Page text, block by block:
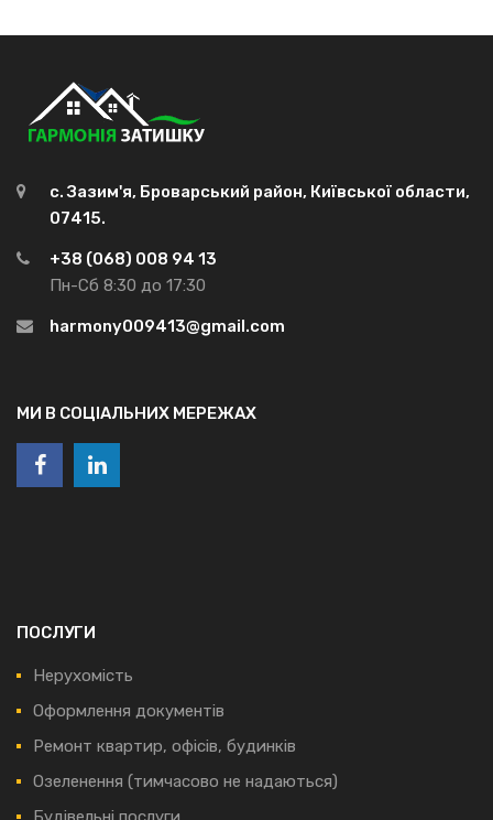
с. Зазим'я, Броварський район, Київської области,
07415.
+38 (068) 008 94 13
Пн-Сб 8:30 до 17:30
harmony009413@gmail.com
МИ В СОЦІАЛЬНИХ МЕРЕЖАХ
ПОСЛУГИ
Нерухомість
Оформлення документів
Ремонт квартир, офісів, будинків
Озеленення (тимчасово не надаються)